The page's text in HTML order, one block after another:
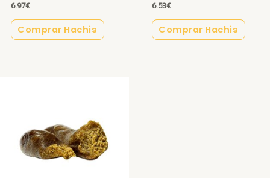
6.97€
Comprar Hachis
6.53€
Comprar Hachis